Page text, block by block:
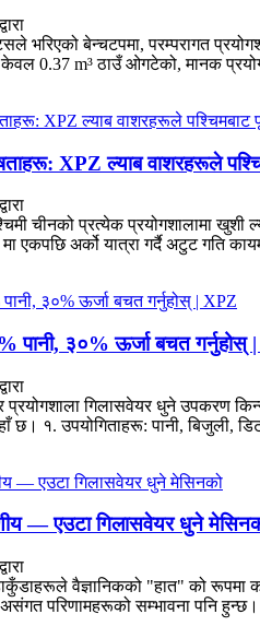
भरिएको बेन्चटपमा, परम्परागत
केवल 0.37 m³ ठाउँ ओगटेको, मानक
XPZ ल्याब वाशरहरूले
चीनको प्रत्येक प्रयोगशालामा
एकपछि अर्को यात्रा गर्दै अटुट गति
पानी, ३०% ऊर्जा बचत गर्नुहोस्
प्रयोगशाला गिलासवेयर धुने उपकरण
छ। १. उपयोगिताहरू: पानी, बिजुली,
— एउटा गिलासवेयर धुने
वैज्ञानिकको "हात" को रूपमा
असंगत परिणामहरूको सम्भावना पनि